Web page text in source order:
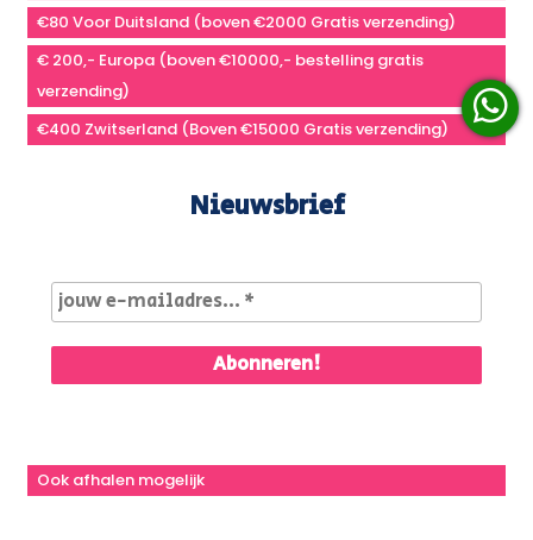
€80 Voor Duitsland (boven €2000 Gratis verzending)
€ 200,- Europa (boven €10000,- bestelling gratis
verzending)
€400 Zwitserland (Boven €15000 Gratis verzending)
Nieuwsbrief
Ook afhalen mogelijk